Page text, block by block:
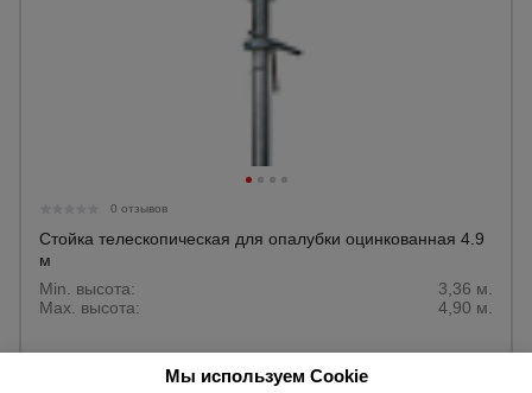
0 отзывов
Стойка телескопическая для опалубки оцинкованная 4.9
м
Min. высота:
3,36 м.
Max. высота:
4,90 м.
3212 руб.Мы используем Cookie